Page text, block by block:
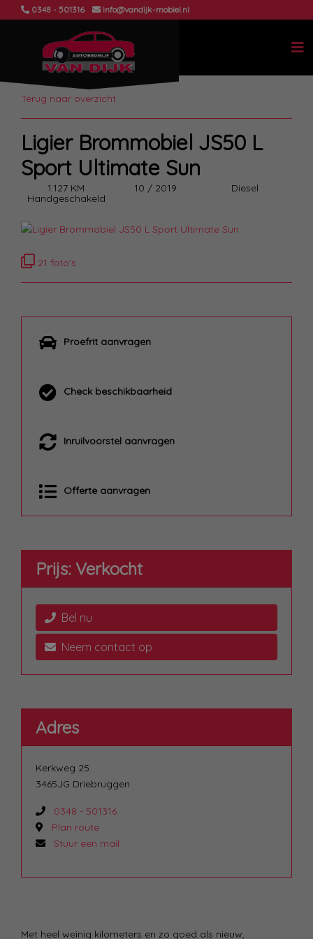
0348 - 501316 info@vandijk-mobiel.nl
Terug naar overzicht
Ligier Brommobiel JS50 L
Sport Ultimate Sun
1.127 KM 10 / 2019
Diesel
Handgeschakeld
21 foto's
Proefrit aanvragen
Check beschikbaarheid
Inruilvoorstel aanvragen
Offerte aanvragen
Met heel weinig kilometers en zo goed als nieuw,
Prijs: Verkocht
Bel nu
Neem contact op
Adres
Kerkweg 25
3465JG Driebruggen
0348 - 501316
Plan route
Stuur een mail